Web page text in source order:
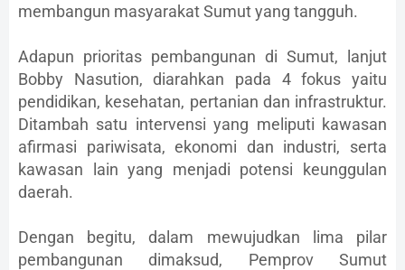
membangun masyarakat Sumut yang tangguh.
Adapun prioritas pembangunan di Sumut, lanjut
Bobby Nasution, diarahkan pada 4 fokus yaitu
pendidikan, kesehatan, pertanian dan infrastruktur.
Ditambah satu intervensi yang meliputi kawasan
afirmasi pariwisata, ekonomi dan industri, serta
kawasan lain yang menjadi potensi keunggulan
daerah.
Dengan begitu, dalam mewujudkan lima pilar
pembangunan dimaksud, Pemprov Sumut